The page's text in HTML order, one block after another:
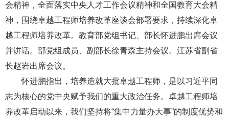
会精神，全面落实中央人才工作会议精神和全国教育大会精
神，围绕卓越工程师培养改革座谈会部署要求，持续深化卓
越工程师培养改革。教育部党组书记、部长怀进鹏出席会议
并讲话。部党组成员、副部长徐青森主持会议。江苏省副省
长赵岩出席会议。
怀进鹏指出，培养造就大批卓越工程师，是以习近平同
志为核心的党中央赋予我们的重大政治任务。卓越工程师培
养改革启动以来，我们坚持将“集中力量办大事”的制度优势和